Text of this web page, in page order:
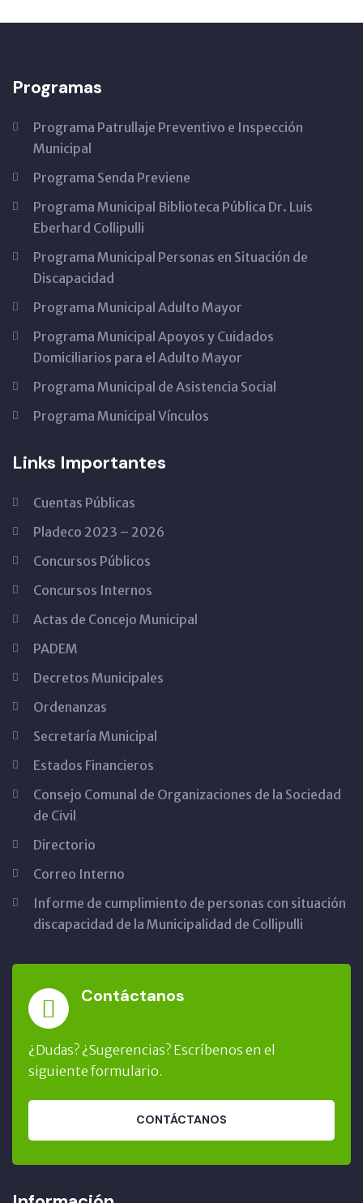
Programas
Programa Patrullaje Preventivo e Inspección
Municipal
Programa Senda Previene
Programa Municipal Biblioteca Pública Dr. Luis
Eberhard Collipulli
Programa Municipal Personas en Situación de
Discapacidad
Programa Municipal Adulto Mayor
Programa Municipal Apoyos y Cuidados
Domiciliarios para el Adulto Mayor
Programa Municipal de Asistencia Social
Programa Municipal Vínculos
Links Importantes
Cuentas Públicas
Pladeco 2023 – 2026
Concursos Públicos
Concursos Internos
Actas de Concejo Municipal
PADEM
Decretos Municipales
Ordenanzas
Secretaría Municipal
Estados Financieros
Consejo Comunal de Organizaciones de la Sociedad
de Civil
Directorio
Correo Interno
Informe de cumplimiento de personas con situación
discapacidad de la Municipalidad de Collipulli
Contáctanos
¿Dudas? ¿Sugerencias? Escríbenos en el
siguiente formulario.
CONTÁCTANOS